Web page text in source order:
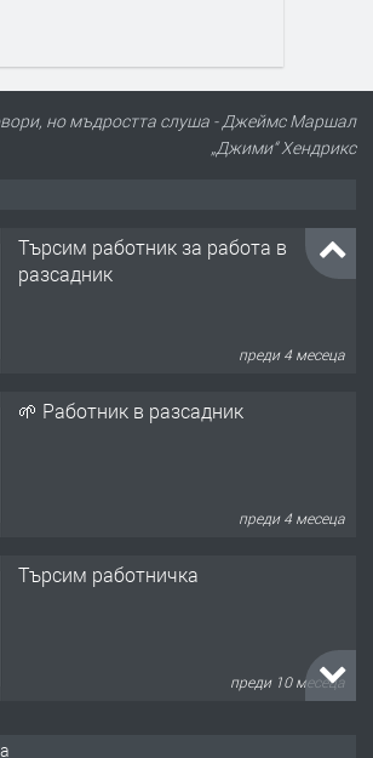
но мъдростта слуша - Джеймс Маршал
„Джими“ Хендрикс
Търсим работник за работа в
разсадник
преди 4 месеца
🌱 Работник в разсадник
преди 4 месеца
Търсим работничка
преди 10 месеца